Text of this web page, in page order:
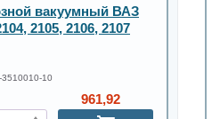
вакуумный ВАЗ
2105, 2106, 2107
3510010-10
961,92